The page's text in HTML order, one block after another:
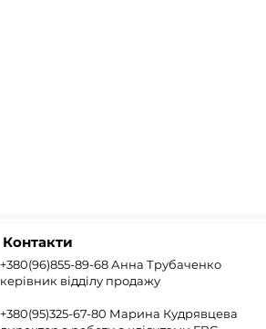
Контакти
+380(96)855-89-68 Анна Трубаченко
керівник відділу продажу
+380(95)325-67-80 Марина Кудрявцева